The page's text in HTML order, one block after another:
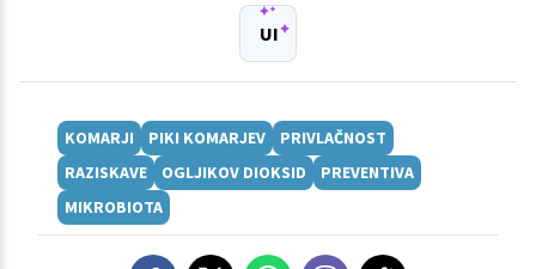
UI
KOMARJI PIKI KOMARJEV
PRIVLAČNOST
RAZISKAVE
OGLJIKOV DIOKSID
PREVENTIVA
MIKROBIOTA